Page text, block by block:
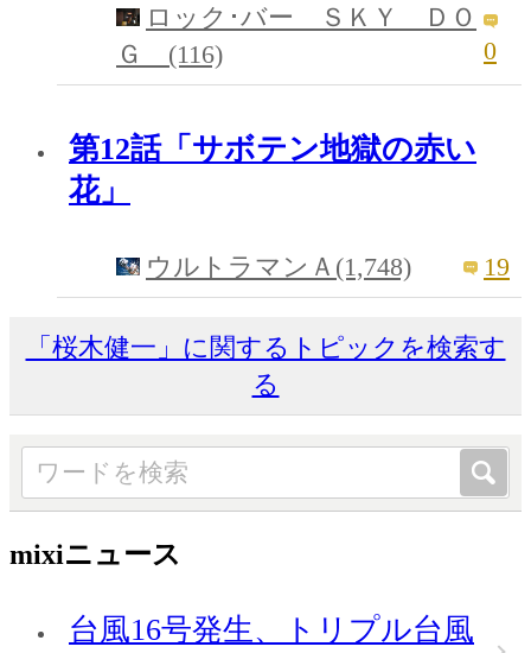
ロック･バー ＳＫＹ ＤＯ
Ｇ (116)
0
第12話「サボテン地獄の赤い
花」
ウルトラマンＡ(1,748) 19
「桜木健一」に関するトピックを検索す
る
mixiニュース
台風16号発生、トリプル台風